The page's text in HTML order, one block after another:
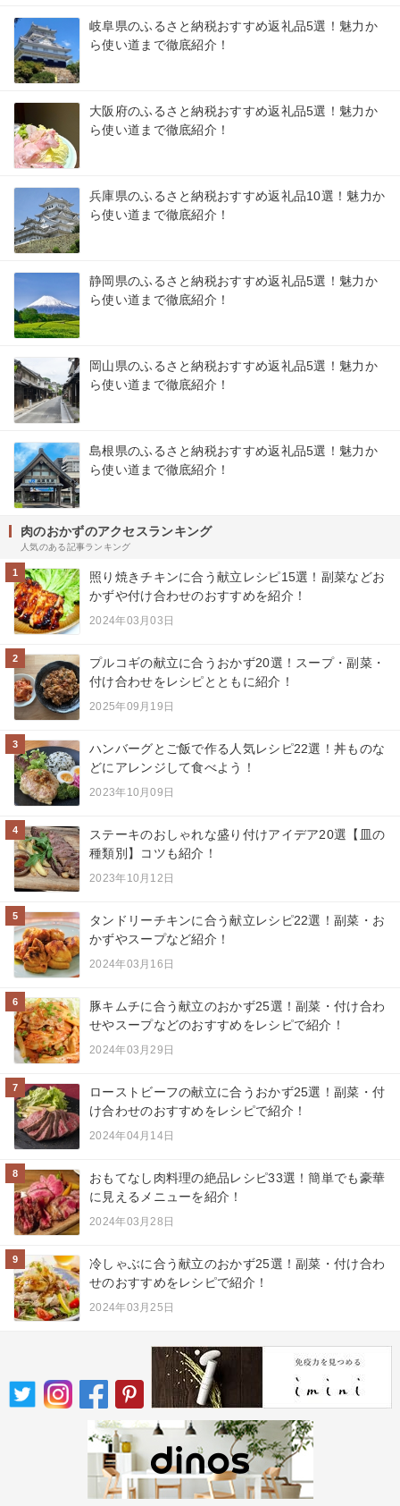
岐阜県のふるさと納税おすすめ返礼品5選！魅力か
ら使い道まで徹底紹介！
大阪府のふるさと納税おすすめ返礼品5選！魅力か
ら使い道まで徹底紹介！
兵庫県のふるさと納税おすすめ返礼品10選！魅力か
ら使い道まで徹底紹介！
静岡県のふるさと納税おすすめ返礼品5選！魅力か
ら使い道まで徹底紹介！
岡山県のふるさと納税おすすめ返礼品5選！魅力か
ら使い道まで徹底紹介！
島根県のふるさと納税おすすめ返礼品5選！魅力か
ら使い道まで徹底紹介！
肉のおかずのアクセスランキング
人気のある記事ランキング
1
照り焼きチキンに合う献立レシピ15選！副菜などお
かずや付け合わせのおすすめを紹介！
2024年03月03日
2
プルコギの献立に合うおかず20選！スープ・副菜・
付け合わせをレシピとともに紹介！
2025年09月19日
3
ハンバーグとご飯で作る人気レシピ22選！丼ものな
どにアレンジして食べよう！
2023年10月09日
4
ステーキのおしゃれな盛り付けアイデア20選【皿の
種類別】コツも紹介！
2023年10月12日
5
タンドリーチキンに合う献立レシピ22選！副菜・お
かずやスープなど紹介！
2024年03月16日
6
豚キムチに合う献立のおかず25選！副菜・付け合わ
せやスープなどのおすすめをレシピで紹介！
2024年03月29日
7
ローストビーフの献立に合うおかず25選！副菜・付
け合わせのおすすめをレシピで紹介！
2024年04月14日
8
おもてなし肉料理の絶品レシピ33選！簡単でも豪華
に見えるメニューを紹介！
2024年03月28日
9
冷しゃぶに合う献立のおかず25選！副菜・付け合わ
せのおすすめをレシピで紹介！
2024年03月25日